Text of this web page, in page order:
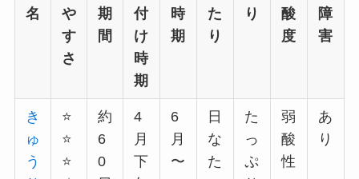
名
や
す
さ
期
間
付
け
時
期
時
期
た
り
り
酸
度
障
害
き
ゅ
う
⭐️
⭐️
⭐️
約
6
0
4
月
下
6
月
〜
日
な
た
た
っ
ぷ
弱
酸
性
あ
り